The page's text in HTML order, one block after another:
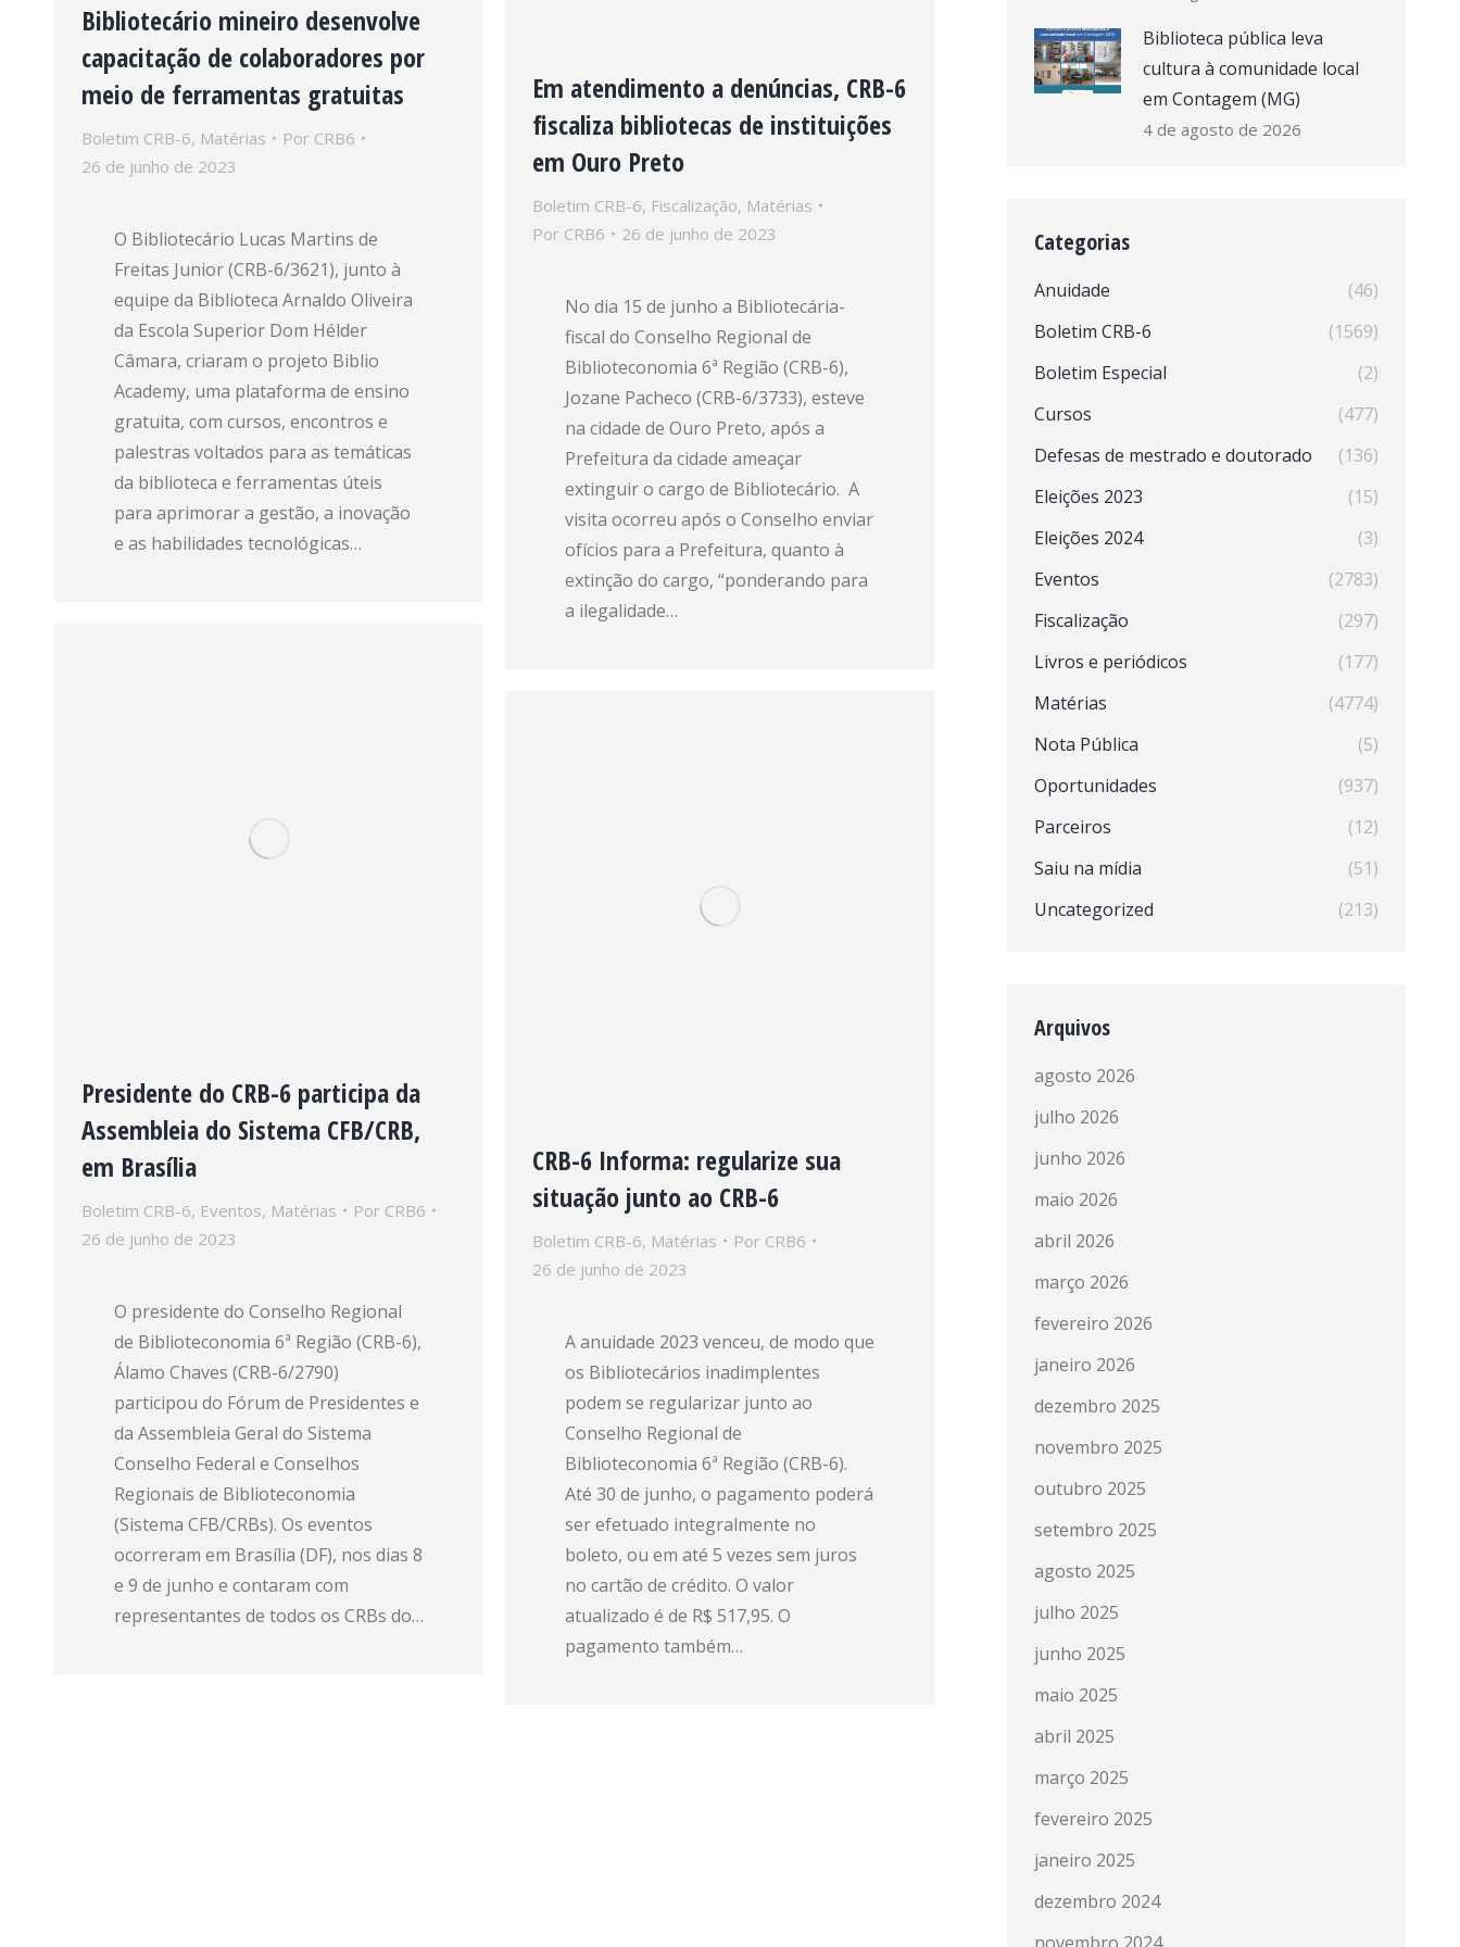
Bibliotecário mineiro desenvolve
capacitação de colaboradores por
meio de ferramentas gratuitas
Boletim CRB-6, Matérias Por CRB6
26 de junho de 2023
O Bibliotecário Lucas Martins de
Freitas Junior (CRB-6/3621), junto à
equipe da Biblioteca Arnaldo Oliveira
da Escola Superior Dom Hélder
Câmara, criaram o projeto Biblio
Academy, uma plataforma de ensino
gratuita, com cursos, encontros e
palestras voltados para as temáticas
da biblioteca e ferramentas úteis
para aprimorar a gestão, a inovação
e as habilidades tecnológicas…
Em atendimento a denúncias, CRB-6
fiscaliza bibliotecas de instituições
em Ouro Preto
Boletim CRB-6, Fiscalização, Matérias
Por CRB6 26 de junho de 2023
No dia 15 de junho a Bibliotecária-
fiscal do Conselho Regional de
Biblioteconomia 6ª Região (CRB-6),
Jozane Pacheco (CRB-6/3733), esteve
na cidade de Ouro Preto, após a
Prefeitura da cidade ameaçar
extinguir o cargo de Bibliotecário. A
visita ocorreu após o Conselho enviar
ofícios para a Prefeitura, quanto à
extinção do cargo, “ponderando para
a ilegalidade…
Presidente do CRB-6 participa da
Assembleia do Sistema CFB/CRB,
em Brasília
Boletim CRB-6, Eventos, Matérias Por CRB6
26 de junho de 2023
O presidente do Conselho Regional
de Biblioteconomia 6ª Região (CRB-6),
Álamo Chaves (CRB-6/2790)
participou do Fórum de Presidentes e
da Assembleia Geral do Sistema
Conselho Federal e Conselhos
Regionais de Biblioteconomia
(Sistema CFB/CRBs). Os eventos
ocorreram em Brasília (DF), nos dias 8
e 9 de junho e contaram com
representantes de todos os CRBs do…
CRB-6 Informa: regularize sua
situação junto ao CRB-6
Boletim CRB-6, Matérias Por CRB6
26 de junho de 2023
A anuidade 2023 venceu, de modo que
os Bibliotecários inadimplentes
podem se regularizar junto ao
Conselho Regional de
Biblioteconomia 6ª Região (CRB-6).
Até 30 de junho, o pagamento poderá
ser efetuado integralmente no
boleto, ou em até 5 vezes sem juros
no cartão de crédito. O valor
atualizado é de R$ 517,95. O
pagamento também…
Biblioteca pública leva
cultura à comunidade local
em Contagem (MG)
4 de agosto de 2026
Categorias
Anuidade
(46)
Boletim CRB-6
(1569)
Boletim Especial
(2)
Cursos
(477)
Defesas de mestrado e doutorado
(136)
Eleições 2023
(15)
Eleições 2024
(3)
Eventos
(2783)
Fiscalização
(297)
Livros e periódicos
(177)
Matérias
(4774)
Nota Pública
(5)
Oportunidades
(937)
Parceiros
(12)
Saiu na mídia
(51)
Uncategorized
(213)
Arquivos
agosto 2026
julho 2026
junho 2026
maio 2026
abril 2026
março 2026
fevereiro 2026
janeiro 2026
dezembro 2025
novembro 2025
outubro 2025
setembro 2025
agosto 2025
julho 2025
junho 2025
maio 2025
abril 2025
março 2025
fevereiro 2025
janeiro 2025
dezembro 2024